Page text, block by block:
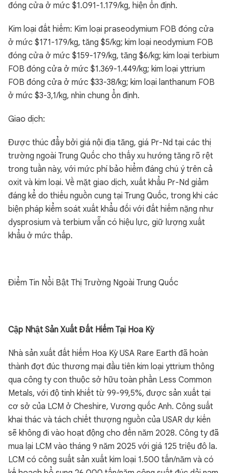
đóng cửa ở mức $1.091-1.179/kg, hiện ổn định.
Kim loại đất hiếm: Kim loại praseodymium FOB đóng cửa
ở mức $171-179/kg, tăng $5/kg; kim loại neodymium FOB
đóng cửa ở mức $159-179/kg, tăng $6/kg; kim loại terbium
FOB đóng cửa ở mức $1.369-1.449/kg; kim loại yttrium
FOB đóng cửa ở mức $33-38/kg; kim loại lanthanum FOB
ở mức $3-3,1/kg, nhìn chung ổn định.
Giao dịch:
Được thúc đẩy bởi giá nội địa tăng, giá Pr-Nd tại các thị
trường ngoài Trung Quốc cho thấy xu hướng tăng rõ rệt
trong tuần này, với mức phí bảo hiểm đáng chú ý trên cả
oxit và kim loại. Về mặt giao dịch, xuất khẩu Pr-Nd giảm
đáng kể do thiếu nguồn cung tại Trung Quốc, trong khi các
biện pháp kiểm soát xuất khẩu đối với đất hiếm nặng như
dysprosium và terbium vẫn có hiệu lực, giữ lượng xuất
khẩu ở mức thấp.
Điểm Tin Nổi Bật Thị Trường Ngoài Trung Quốc
Cập Nhật Sản Xuất Đất Hiếm Tại Hoa Kỳ
Nhà sản xuất đất hiếm Hoa Kỳ USA Rare Earth đã hoàn
thành đợt đúc thương mại đầu tiên kim loại yttrium thông
qua công ty con thuộc sở hữu toàn phần Less Common
Metals, với độ tinh khiết từ 99-99,5%, được sản xuất tại
cơ sở của LCM ở Cheshire, Vương quốc Anh. Công suất
khai thác và tách chiết thượng nguồn của USAR dự kiến
sẽ không đi vào hoạt động cho đến năm 2028. Công ty đã
mua lại LCM vào tháng 9 năm 2025 với giá 125 triệu đô la.
LCM có công suất sản xuất kim loại 1.500 tấn/năm và có